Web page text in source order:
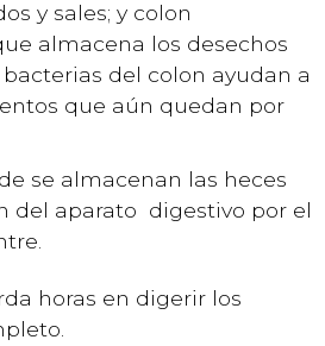
y sales; y colon
almacena los desechos
bacterias del colon ayudan a
que aún quedan por
se almacenan las heces
del aparato digestivo por el
horas en digerir los